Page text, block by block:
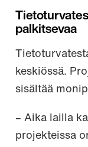
palkitsevaa
keskiössä.
sisältää
– Aika lailla
projekteissa